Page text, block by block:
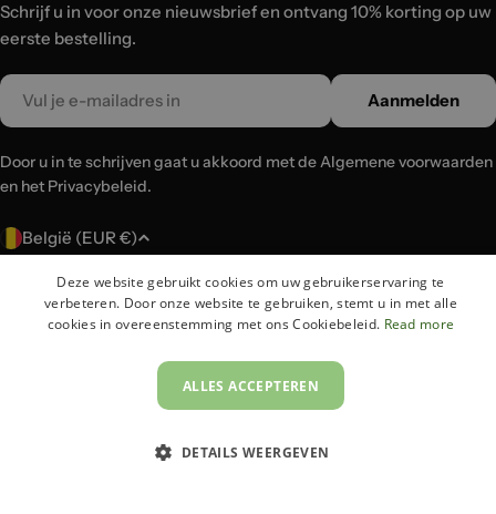
Schrijf u in voor onze nieuwsbrief en ontvang 10% korting op uw
eerste bestelling.
Email
Aanmelden
Door u in te schrijven gaat u akkoord met de Algemene voorwaarden
en het Privacybeleid.
L
België (EUR €)
Betaalmethoden
Deze website gebruikt cookies om uw gebruikerservaring te
verbeteren. Door onze website te gebruiken, stemt u in met alle
cookies in overeenstemming met ons Cookiebeleid. Read more
ALLES ACCEPTEREN
DETAILS WEERGEVEN